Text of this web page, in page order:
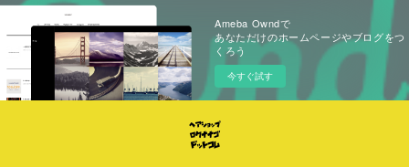
Ameba Owndで
あなただけのホームページやブログをつ
くろう
今すぐ試す